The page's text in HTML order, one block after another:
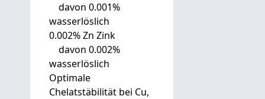
davon 0.001%
wasserlöslich
0.002% Zn Zink
davon 0.002%
wasserlöslich
Optimale
Chelatstäbilität bei Cu,